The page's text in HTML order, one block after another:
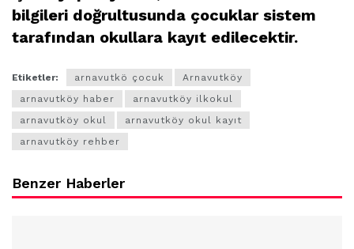
bilgileri doğrultusunda çocuklar sistem
tarafından okullara kayıt edilecektir.
Etiketler: arnavutkö çocuk
Arnavutköy
arnavutköy haber
arnavutköy ilkokul
arnavutköy okul
arnavutköy okul kayıt
arnavutköy rehber
Benzer Haberler